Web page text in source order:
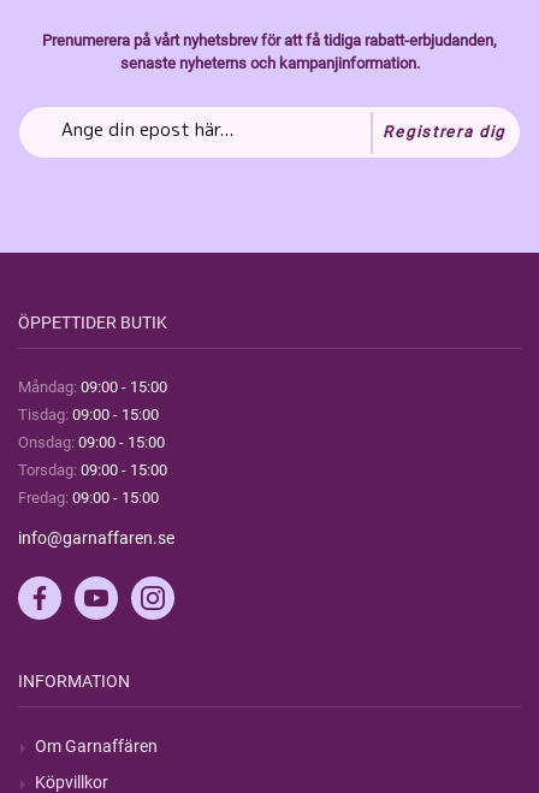
Prenumerera på vårt nyhetsbrev för att få tidiga rabatt-erbjudanden,
senaste nyheterns och kampanjinformation.
Registrera dig
ÖPPETTIDER BUTIK
Måndag: 09:00 - 15:00
Tisdag: 09:00 - 15:00
Onsdag: 09:00 - 15:00
Torsdag: 09:00 - 15:00
Fredag: 09:00 - 15:00
info@garnaffaren.se
INFORMATION
Om Garnaffären
Köpvillkor